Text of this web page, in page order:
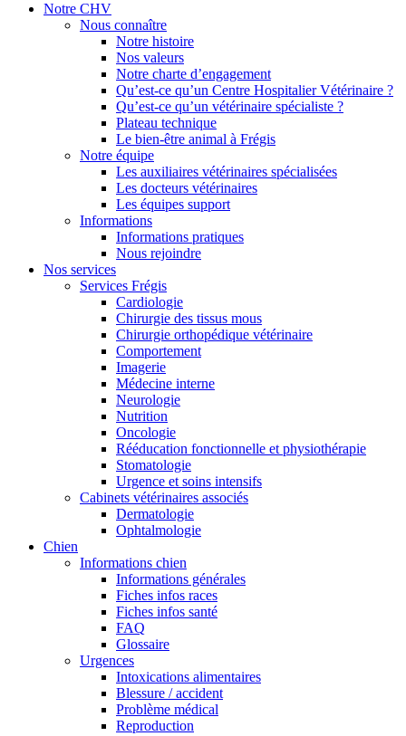
Notre CHV
Nous connaître
Notre histoire
Nos valeurs
Notre charte d’engagement
Qu’est-ce qu’un Centre Hospitalier Vétérinaire ?
Qu’est-ce qu’un vétérinaire spécialiste ?
Plateau technique
Le bien-être animal à Frégis
Notre équipe
Les auxiliaires vétérinaires spécialisées
Les docteurs vétérinaires
Les équipes support
Informations
Informations pratiques
Nous rejoindre
Nos services
Services Frégis
Cardiologie
Chirurgie des tissus mous
Chirurgie orthopédique vétérinaire
Comportement
Imagerie
Médecine interne
Neurologie
Nutrition
Oncologie
Rééducation fonctionnelle et physiothérapie
Stomatologie
Urgence et soins intensifs
Cabinets vétérinaires associés
Dermatologie
Ophtalmologie
Chien
Informations chien
Informations générales
Fiches infos races
Fiches infos santé
FAQ
Glossaire
Urgences
Intoxications alimentaires
Blessure / accident
Problème médical
Reproduction